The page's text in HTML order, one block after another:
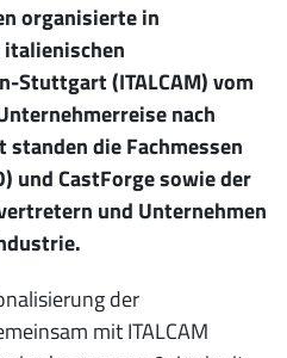
organisierte in
Stuttgart (ITALCAM) vom
nach
die Fachmessen
und CastForge sowie der
und Unternehmen
der
mit ITALCAM